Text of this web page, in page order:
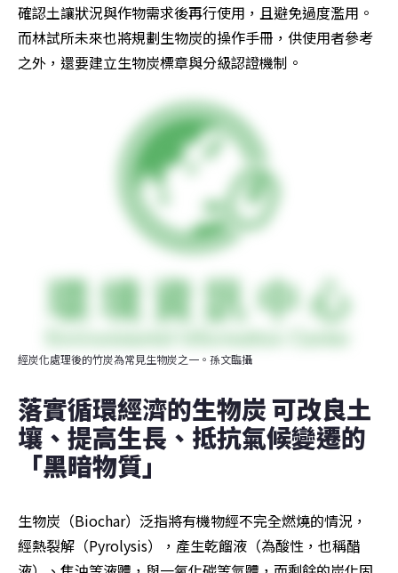
確認土讓狀況與作物需求後再行使用，且避免過度濫用。
而林試所未來也將規劃生物炭的操作手冊，供使用者參考
之外，還要建立生物炭標章與分級認證機制。
經炭化處理後的竹炭為常見生物炭之一。孫文臨攝
落實循環經濟的生物炭 可改良土
壤、提高生長、抵抗氣候變遷的
「黑暗物質」
生物炭（Biochar）泛指將有機物經不完全燃燒的情況，
經熱裂解（Pyrolysis），產生乾餾液（為酸性，也稱醋